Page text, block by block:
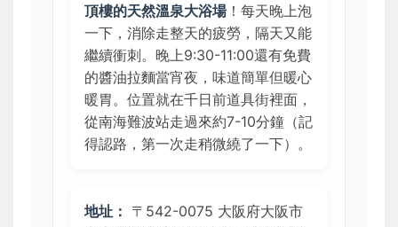
頂樓的天然溫泉大浴場！每天晚上泡
一下，消除走整天的疲勞，隔天又能
繼續衝刺。晚上9:30-11:00還有免費
的醬油拉麵當宵夜，味道簡單但暖心
暖胃。位置就在千日前道具街裡面，
從南海難波站走過來約7-10分鐘（記
得認路，第一次走稍微繞了一下）。
地址： 〒542-0075 大阪府大阪市